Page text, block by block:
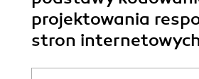
projektowania
stron